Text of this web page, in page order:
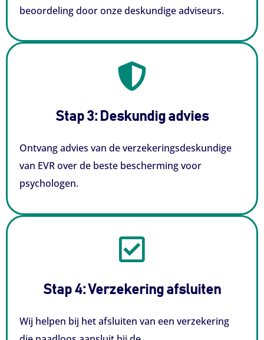
beoordeling door onze deskundige adviseurs.
Stap 3: Deskundig advies​
Ontvang advies van de verzekeringsdeskundige
van EVR over de beste bescherming voor
psychologen.
Stap 4: Verzekering afsluiten​
Wij helpen bij het afsluiten van een verzekering